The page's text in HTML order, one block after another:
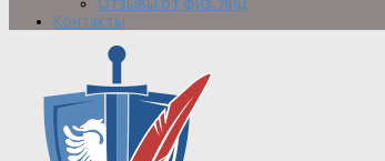
Отзывы от физ. лиц
Контакты